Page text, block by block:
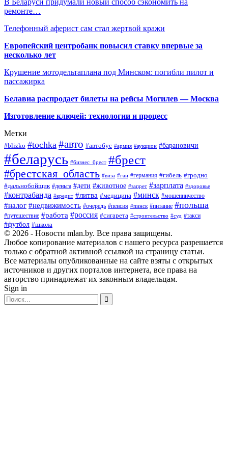
ремонте…
Телефонный аферист сам стал жертвой кражи
Европейский центробанк повысил ставку впервые за
несколько лет
Крушение мотодельтаплана под Минском: погибли пилот и
пассажирка
Белавиа распродает билеты на рейсы Могилев — Москва
Изготовление ключей: технологии и процесс
Метки
#blizko #tochka #авто #автобус #армия #аукцион #барановичи
#беларусь #бизнес_брест #брест
#брестская_область #виза #гаи #германия #гибель #гродно
#дальнобойщик #деньга #дети #животное #запрет #зарплата #здоровье
#контрабанда #кредит #литва #медицина #минск #мошенничество
#налог #недвижимость #очередь #пенсия #пинск #питание #польша
#путешествие #работа #россия #сигарета #строительство #суд #такси
#футбол #школа
© 2026 - Новости mlan.by. Все права защищены.
Любое копирование материалов с нашего ресурса разрешается
только с обратной активной ссылкой на страницу статьи.
Все материалы опубликованные на сайте взяты с открытых
источников и других порталов интернета, все права на
авторство принадлежат их законным владельцам.
Sign in